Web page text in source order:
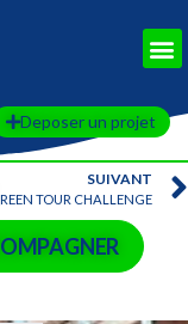
Deposer un projet
SUIVANT
TOUR CHALLENGE